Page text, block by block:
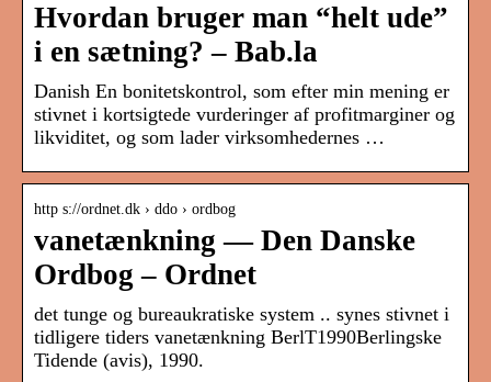
Hvordan bruger man “helt ude”
i en sætning? – Bab.la
Danish En bonitetskontrol, som efter min mening er
stivnet i kortsigtede vurderinger af profitmarginer og
likviditet, og som lader virksomhedernes …
http s://ordnet.dk › ddo › ordbog
vanetænkning — Den Danske
Ordbog – Ordnet
det tunge og bureaukratiske system .. synes stivnet i
tidligere tiders vanetænkning BerlT1990Berlingske
Tidende (avis), 1990.